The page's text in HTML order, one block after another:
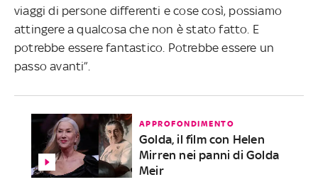
viaggi di persone differenti e cose così, possiamo
attingere a qualcosa che non è stato fatto. E
potrebbe essere fantastico. Potrebbe essere un
passo avanti”.
APPROFONDIMENTO
Golda, il film con Helen
Mirren nei panni di Golda
Meir